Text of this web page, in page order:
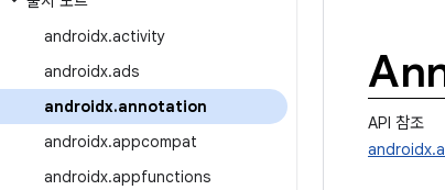
androidx.activity
androidx.ads
androidx.annotation
androidx.appcompat
androidx.appfunctions
API 참조